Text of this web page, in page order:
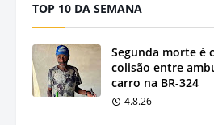
TOP 10 DA SEMANA
Segunda morte é
colisão entre
carro na BR-324
4.8.26